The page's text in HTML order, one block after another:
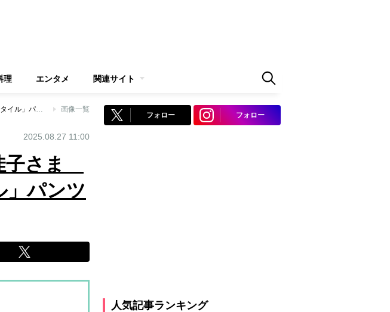
理 エンタメ 関連サイト
《髪型までうり二つ》紀子さまと佳子さま モノクロコーデ翌日の「美スタイル」パンツルックに“対話増”の母娘関係 画像一覧
2025.08.27 11:00
子さま
」パンツ
フォロー フォロー
人気記事ランキング